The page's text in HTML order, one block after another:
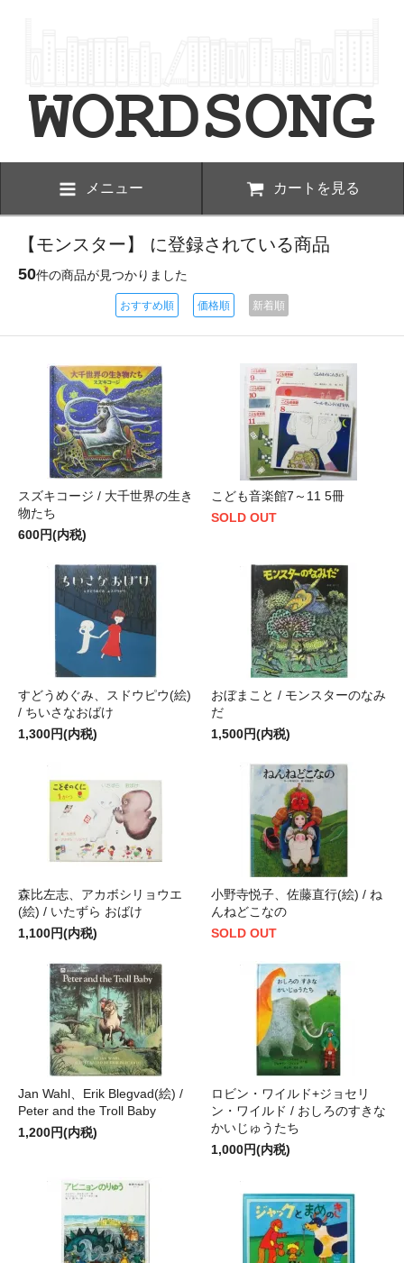
メニュー カートを見る
【モンスター】 に登録されている商品
50件の商品が見つかりました
おすすめ順 価格順 新着順
スズキコージ / 大千世界の生き
物たち
600円(内税)
こども音楽館7～11 5冊
SOLD OUT
すどうめぐみ、スドウピウ(絵)
/ ちいさなおばけ
1,300円(内税)
おぼまこと / モンスターのなみ
だ
1,500円(内税)
森比左志、アカボシリョウエ
(絵) / いたずら おばけ
1,100円(内税)
小野寺悦子、佐藤直行(絵) / ね
んねどこなの
SOLD OUT
Jan Wahl、Erik Blegvad(絵) /
Peter and the Troll Baby
1,200円(内税)
ロビン・ワイルド+ジョセリ
ン・ワイルド / おしろのすきな
かいじゅうたち
1,000円(内税)